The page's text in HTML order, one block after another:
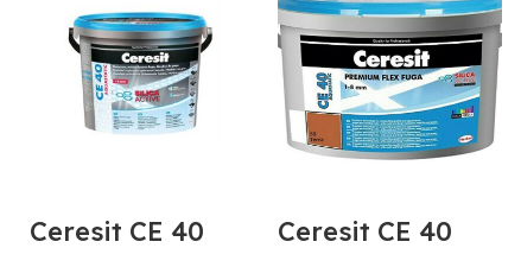
Ceresit CE 40 Ceresit CE 40